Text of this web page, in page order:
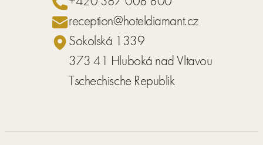
reception@hoteldiamant.cz
Sokolská 1339
373 41 Hluboká nad Vltavou
Tschechische Republik